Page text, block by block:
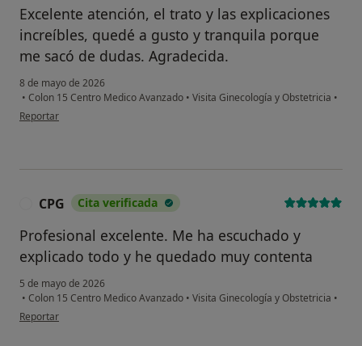
Excelente atención, el trato y las explicaciones
increíbles, quedé a gusto y tranquila porque
me sacó de dudas. Agradecida.
8 de mayo de 2026
• Colon 15 Centro Medico Avanzado • Visita Ginecología y Obstetricia •
en opinión del usuario Crismar Noguera
Reportar
CPG Cita verificada
Profesional excelente. Me ha escuchado y
explicado todo y he quedado muy contenta
5 de mayo de 2026
• Colon 15 Centro Medico Avanzado • Visita Ginecología y Obstetricia •
en opinión del usuario CPG
Reportar